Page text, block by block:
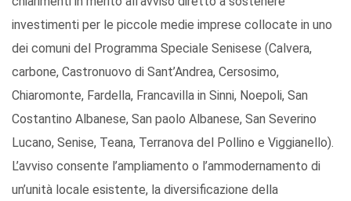
investimenti per le piccole medie imprese collocate in uno
dei comuni del Programma Speciale Senisese (Calvera,
carbone, Castronuovo di Sant’Andrea, Cersosimo,
Chiaromonte, Fardella, Francavilla in Sinni, Noepoli, San
Costantino Albanese, San paolo Albanese, San Severino
Lucano, Senise, Teana, Terranova del Pollino e Viggianello).
L’avviso consente l’ampliamento o l’ammodernamento di
un’unità locale esistente, la diversificazione della